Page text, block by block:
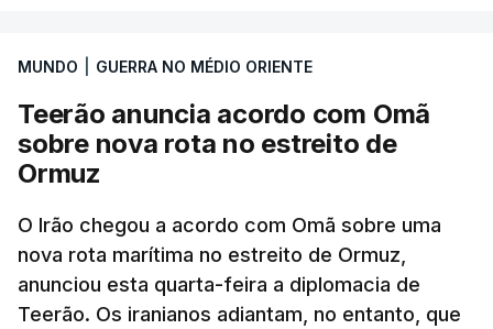
que já colaborou com a Administração norte-
americana em projetos no Médio Oriente,
nomeadamente no Iraque.
militar deverá ficar nos 60 por cento de
território de Gaza que Israel controla e a cerca
de 1,5 quilómetros da fronteira com Israel.
Permite, desta forma, uma extração rápida em
MUNDO GUERRA NO MÉDIO ORIENTE
Teerão anuncia acordo com Omã
sobre nova rota no estreito de
Ormuz
O Irão chegou a acordo com Omã sobre uma
nova rota marítima no estreito de Ormuz,
anunciou esta quarta-feira a diplomacia de
Teerão. Os iranianos adiantam, no entanto, que